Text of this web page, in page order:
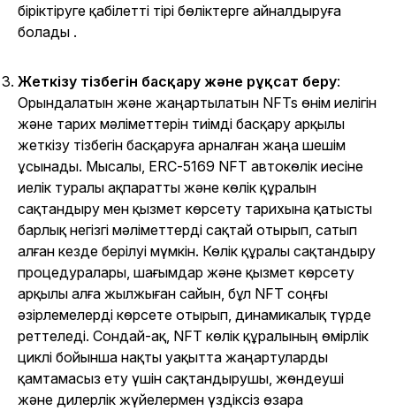
біріктіруге қабілетті тірі бөліктерге айналдыруға
болады .
Жеткізу тізбегін басқару және рұқсат беру:
Орындалатын және жаңартылатын NFTs өнім иелігін
және тарих мәліметтерін тиімді басқару арқылы
жеткізу тізбегін басқаруға арналған жаңа шешім
ұсынады. Мысалы, ERC-5169 NFT автокөлік иесіне
иелік туралы ақпаратты және көлік құралын
сақтандыру мен қызмет көрсету тарихына қатысты
барлық негізгі мәліметтерді сақтай отырып, сатып
алған кезде берілуі мүмкін. Көлік құралы сақтандыру
процедуралары, шағымдар және қызмет көрсету
арқылы алға жылжыған сайын, бұл NFT соңғы
әзірлемелерді көрсете отырып, динамикалық түрде
реттеледі. Сондай-ақ, NFT көлік құралының өмірлік
циклі бойынша нақты уақытта жаңартуларды
қамтамасыз ету үшін сақтандырушы, жөндеуші
және дилерлік жүйелермен үздіксіз өзара